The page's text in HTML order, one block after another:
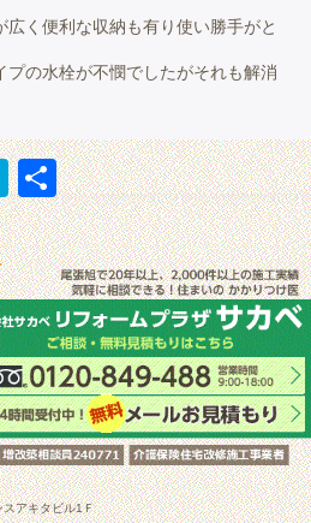
く便利な収納も有り使い勝手がと
プの水栓が不憫でしたがそれも解消
Hatena共有
アキタビル1Ｆ